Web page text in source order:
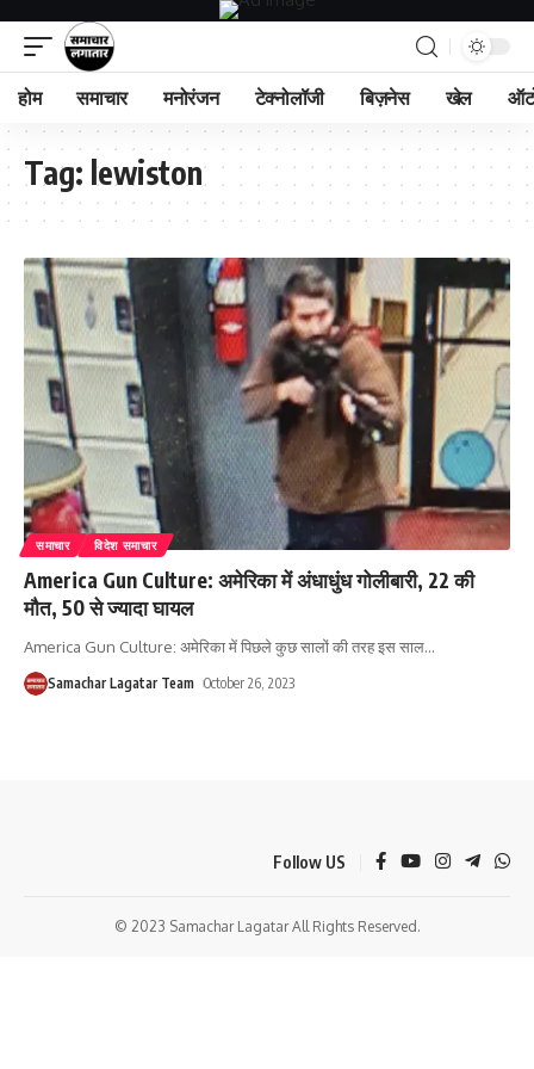
होम समाचार मनोरंजन टेक्नोलॉजी बिज़नेस खेल
Tag: lewiston
समाचार विदेश समाचार
America Gun Culture: अमेरिका में अंधाधुंध गोलीबारी, 22 की
मौत, 50 से ज्यादा घायल
America Gun Culture: अमेरिका में पिछले कुछ सालों की तरह इस साल…
Samachar Lagatar Team October 26, 2023
Follow US
© 2023 Samachar Lagatar All Rights Reserved.